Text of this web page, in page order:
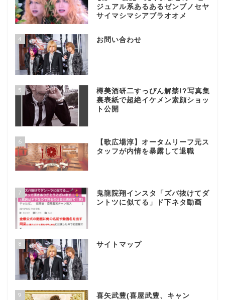
ジュアル系あるあるゼンブノセヤ
サイマシマシアブラオオメ
4 お問い合わせ
5
樽美酒研二すっぴん解禁!?写真集
裏表紙で超絶イケメン素顔ショッ
ト公開
6
【歌広場淳】オータムリーフ元ス
タッフが内情を暴露して退職
7
鬼龍院翔インスタ「ズバ抜けてダ
ントツに似てる」ド下ネタ動画
8 サイトマップ
9
喜矢武豊(喜屋武豊、キャン